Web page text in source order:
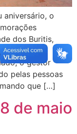
aniversário, o
dos Buritis,
Segundo
o gestor
pelas pessoas
que […]
de maio